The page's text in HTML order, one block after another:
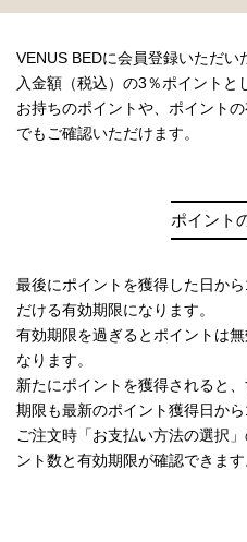
VENUS BEDに会員登録いただ
入金額（税込）の3％ポイントと
お持ちのポイントや、ポイント
でもご確認いただけます。
ポイント
最後にポイントを獲得した日か
だける有効期限になります。
有効期限を過ぎるとポイントは
なります。
新たにポイントを獲得されると
期限も最新のポイント獲得日から
ご注文時「お支払い方法の選択
ント数と有効期限が確認できます